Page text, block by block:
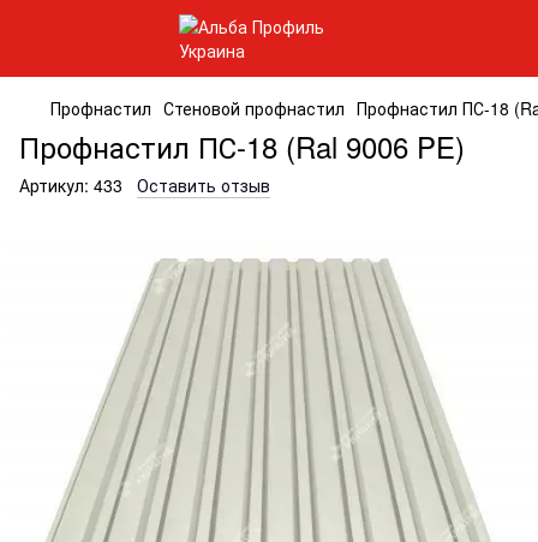
Профнастил Стеновой профнастил Профнастил ПС-18
Профнастил ПС-18 (Ral 9006 PE)
Артикул: 433 Оставить отзыв